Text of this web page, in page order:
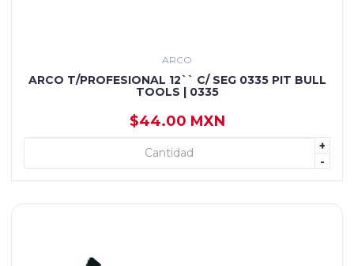
ARCO
ARCO T/PROFESIONAL 12`` C/ SEG 0335 PIT BULL
TOOLS | 0335
$44.00 MXN
+
-
+ AGREGAR